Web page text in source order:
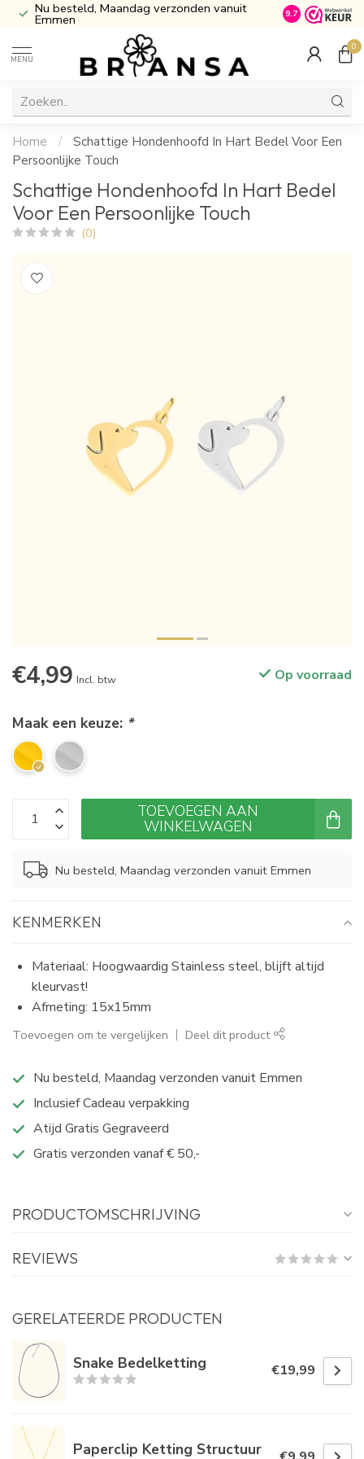
Nu besteld, Maandag verzonden vanuit
Emmen Inclusief
9.7
MENU
0
Home /
Schattige Hondenhoofd In Hart Bedel Voor Een
Persoonlijke Touch
Schattige Hondenhoofd In Hart Bedel
Voor Een Persoonlijke Touch
(0)
€4,99 Incl. btw Op voorraad
Maak een keuze: *
TOEVOEGEN AAN
WINKELWAGEN
Nu besteld, Maandag verzonden vanuit Emmen
KENMERKEN
Materiaal: Hoogwaardig Stainless steel, blijft altijd
kleurvast!
Afmeting: 15x15mm
Toevoegen om te vergelijken Deel dit product
Nu besteld, Maandag verzonden vanuit Emmen
Inclusief Cadeau verpakking
Atijd Gratis Gegraveerd
Gratis verzonden vanaf € 50,-
PRODUCTOMSCHRIJVING
REVIEWS
GERELATEERDE PRODUCTEN
Snake Bedelketting €19,99
Paperclip Ketting Structuur